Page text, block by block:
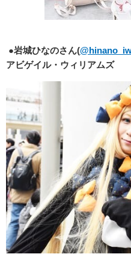
●岩城ひなのさん(
アビゲイル・ウィリアムズ